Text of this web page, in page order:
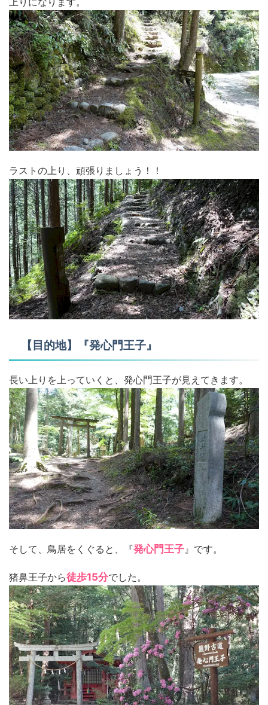
ラストの上り、頑張りましょう！！
【目的地】『発心門王子』
長い上りを上っていくと、発心門王子が見えてきます。
そして、鳥居をくぐると、『発心門王子 』です。
猪鼻王子から徒歩15分でした。